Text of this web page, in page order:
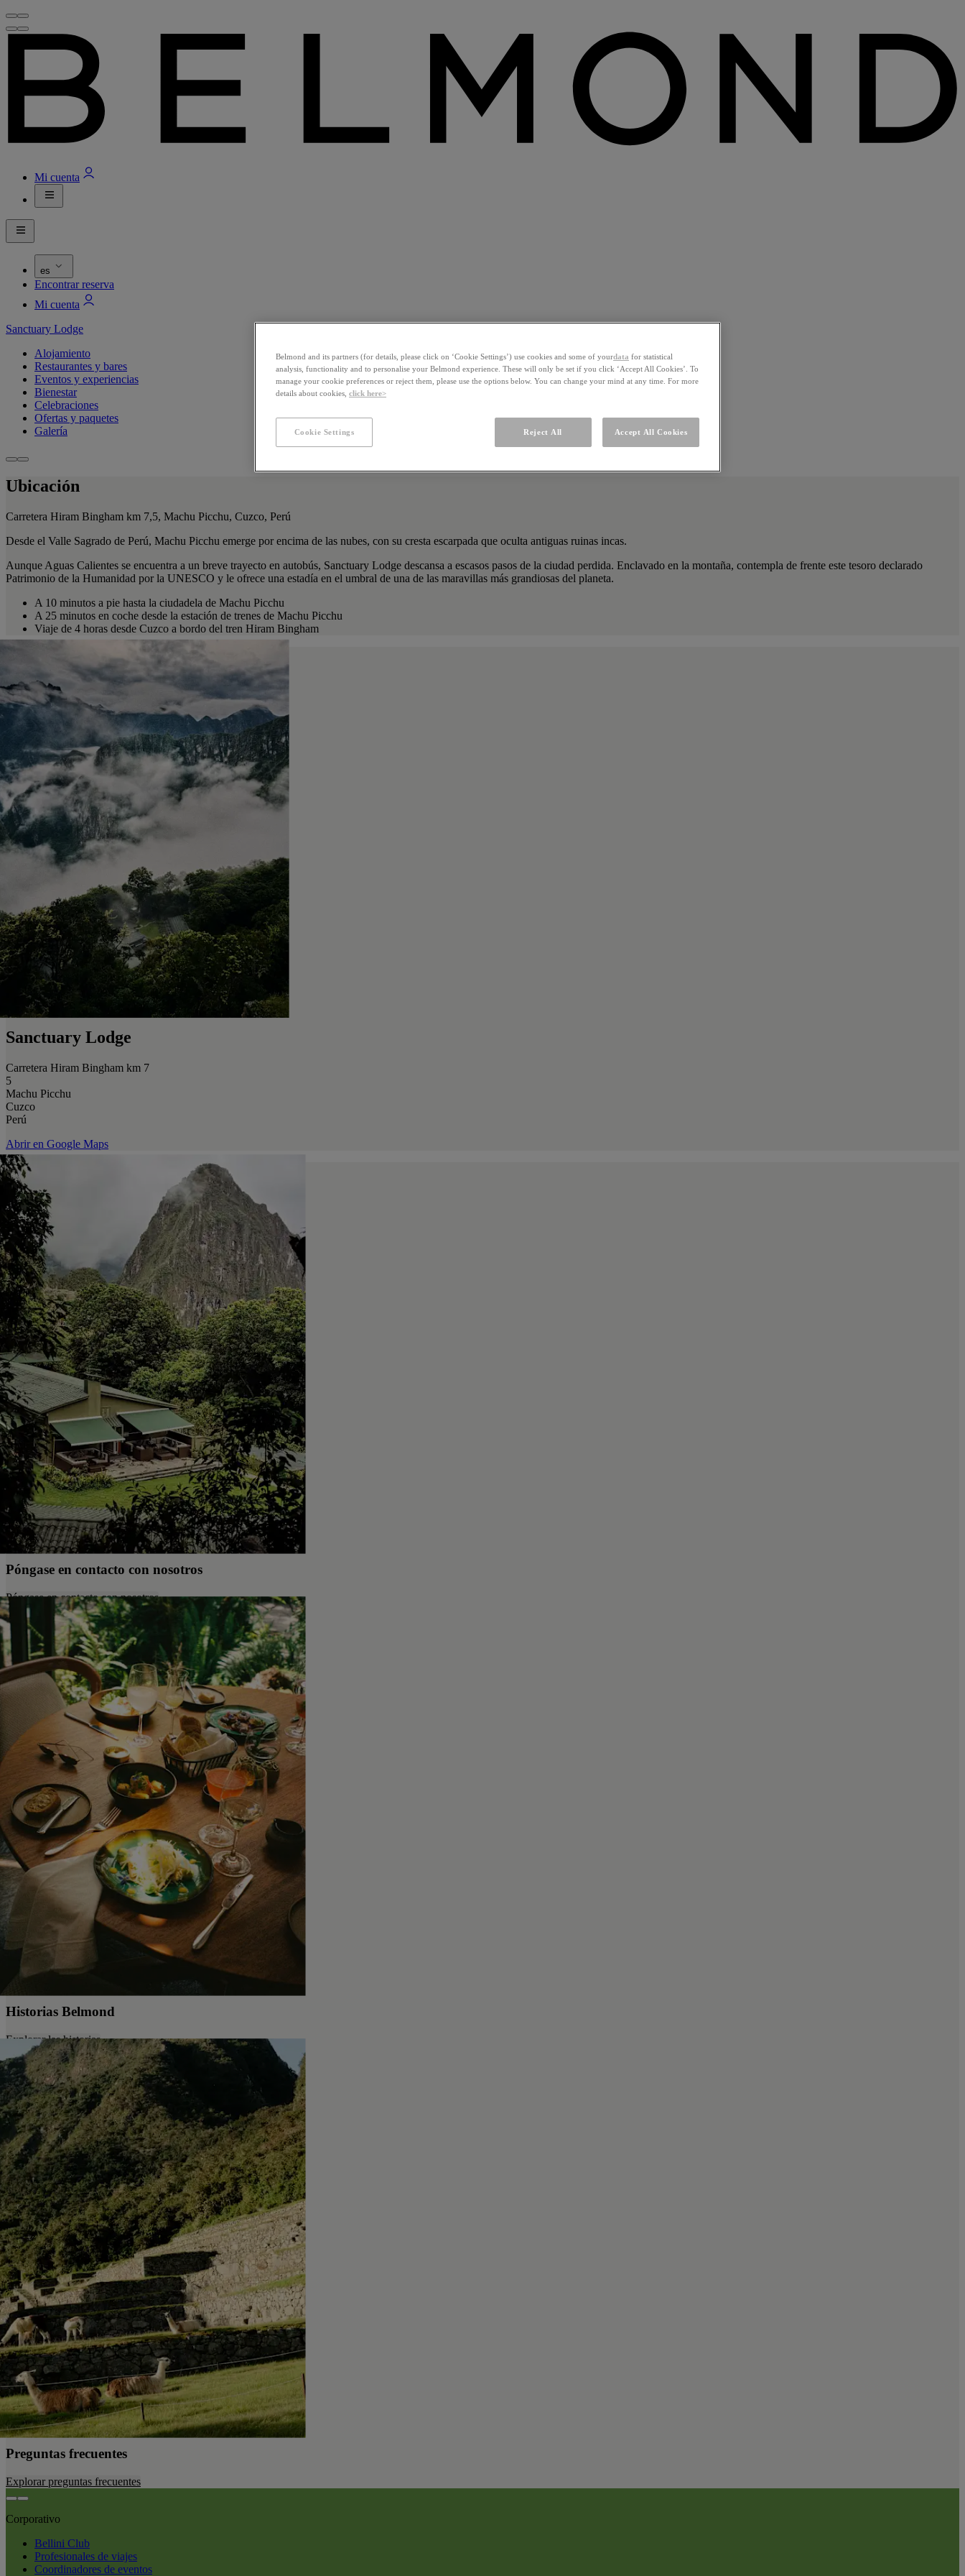
Mi cuenta
es
Encontrar reserva
Mi cuenta
Sanctuary Lodge
Alojamiento
Restaurantes y bares
Eventos y experiencias
Bienestar
Celebraciones
Ofertas y paquetes
Galería
Ubicación
Carretera Hiram Bingham km 7,5, Machu Picchu, Cuzco, Perú
Desde el Valle Sagrado de Perú, Machu Picchu emerge por encima de las nubes, con su cresta escarpada que oculta antiguas ruinas incas.
Aunque Aguas Calientes se encuentra a un breve trayecto en autobús, Sanctuary Lodge descansa a escasos pasos de la ciudad perdida. Enclavado en la montaña, contempla de frente este tesoro declarado
Patrimonio de la Humanidad por la UNESCO y le ofrece una estadía en el umbral de una de las maravillas más grandiosas del planeta.
A 10 minutos a pie hasta la ciudadela de Machu Picchu
A 25 minutos en coche desde la estación de trenes de Machu Picchu
Viaje de 4 horas desde Cuzco a bordo del tren Hiram Bingham
Sanctuary Lodge
Carretera Hiram Bingham km 7
5
Machu Picchu
Cuzco
Perú
Abrir en Google Maps
Póngase en contacto con nosotros
Póngase en contacto con nosotros
Historias Belmond
Explorar las historias
Preguntas frecuentes
Explorar preguntas frecuentes
Corporativo
Bellini Club
Profesionales de viajes
Coordinadores de eventos
Belmond and its partners (for details, please click on ‘Cookie Settings’) use cookies and some of yourdata for statistical
analysis, functionality and to personalise your Belmond experience. These will only be set if you click ‘Accept All Cookies’. To
manage your cookie preferences or reject them, please use the options below. You can change your mind at any time. For more
details about cookies, click here>
Cookie Settings Reject All Accept All Cookies